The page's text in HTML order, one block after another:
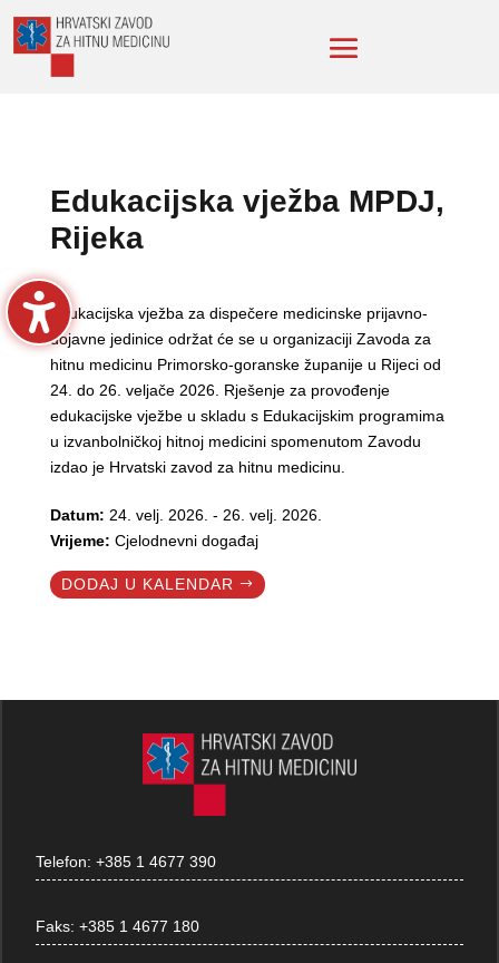
Edukacijska vježba MPDJ,
Rijeka
Edukacijska vježba za dispečere medicinske prijavno-
dojavne jedinice održat će se u organizaciji Zavoda za
hitnu medicinu Primorsko-goranske županije u Rijeci od
24. do 26. veljače 2026. Rješenje za provođenje
edukacijske vježbe u skladu s Edukacijskim programima
u izvanbolničkoj hitnoj medicini spomenutom Zavodu
izdao je Hrvatski zavod za hitnu medicinu.
Datum: 24. velj. 2026. - 26. velj. 2026.
Vrijeme: Cjelodnevni događaj
DODAJ U KALENDAR
Telefon:+385 1 4677 390
Faks:+385 1 4677 180